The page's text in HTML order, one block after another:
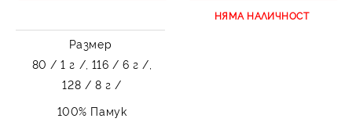
Размер
80 / 1 г /, 116 / 6 г /,
128 / 8 г /
100% Памук
НЯМА НАЛИЧНОСТ